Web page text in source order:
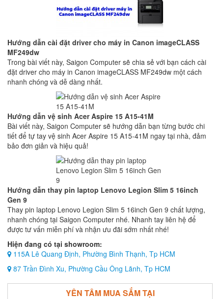
Hướng dẫn cài đặt driver cho máy in Canon imageCLASS
MF249dw
Trong bài viết này, Saigon Computer sẽ chia sẻ với bạn cách cài
đặt driver cho máy in Canon imageCLASS MF249dw một cách
nhanh chóng và dễ dàng nhất.
Hướng dẫn vệ sinh Acer Aspire 15 A15-41M
Bài viết này, Saigon Computer sẽ hướng dẫn bạn từng bước chi
tiết để tự tay vệ sinh Acer Aspire 15 A15-41M ngay tại nhà, đảm
bảo đơn giản và hiệu quả!
Hướng dẫn thay pin laptop Lenovo Legion Slim 5 16inch
Gen 9
Thay pin laptop Lenovo Legion Slim 5 16inch Gen 9 chất lượng,
nhanh chóng tại Saigon Computer nhé. Nhanh tay liên hệ để
được tư vấn miễn phí và nhận ưu đãi sớm nhất nhé!
Hiện đang có tại showroom:
115A Lê Quang Định, Phường Bình Thạnh, Tp HCM
87 Trần Đình Xu, Phường Cầu Ông Lãnh, Tp HCM
YÊN TÂM MUA SẮM TẠI